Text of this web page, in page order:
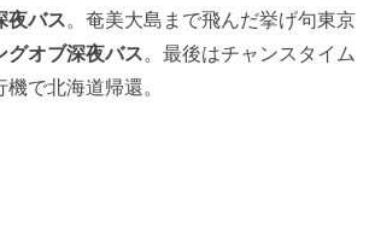
夜バス。奄美大島まで飛んだ挙げ句東京
グオブ深夜バス。最後はチャンスタイム
で北海道帰還。